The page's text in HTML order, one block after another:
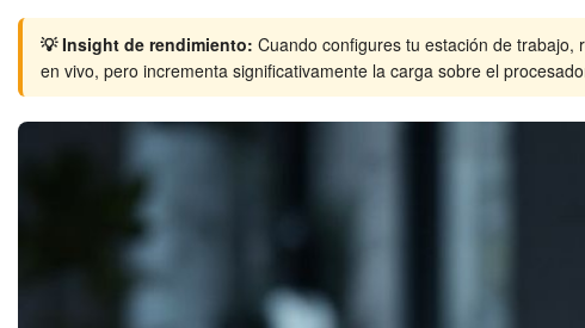
💡 Insight de rendimiento: Cuando configures tu estación de
en vivo, pero incrementa significativamente la carga sobre el